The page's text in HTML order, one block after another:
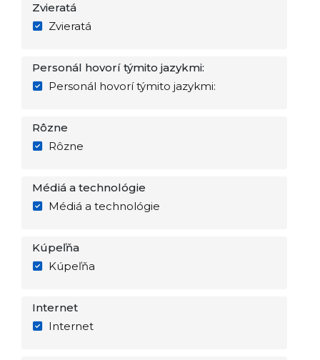
Zvieratá
Zvieratá
Personál hovorí týmito jazykmi:
Personál hovorí týmito jazykmi:
Rôzne
Rôzne
Médiá a technológie
Médiá a technológie
Kúpeľňa
Kúpeľňa
Internet
Internet